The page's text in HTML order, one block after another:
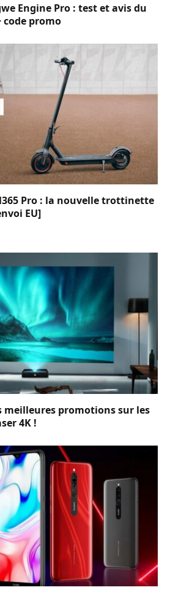
Engine Pro : test et avis du
promo
Pro : la nouvelle trottinette
EU]
meilleures promotions sur les
4K !